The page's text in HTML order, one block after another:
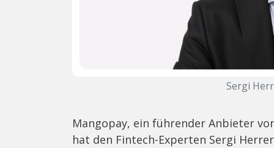
Sergi
Mangopay, ein führender Anbieter
hat den Fintech-Experten Sergi